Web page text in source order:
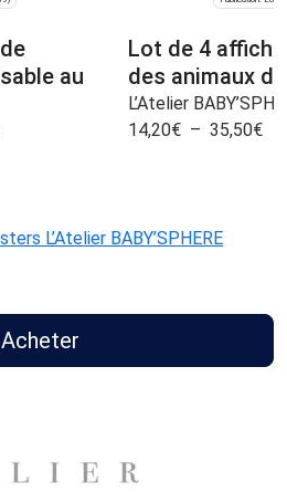
au
Lot de 4
des animaux
L’Atelier
14,20€ – 35,50€
L’Atelier BABY’SPHERE
Acheter